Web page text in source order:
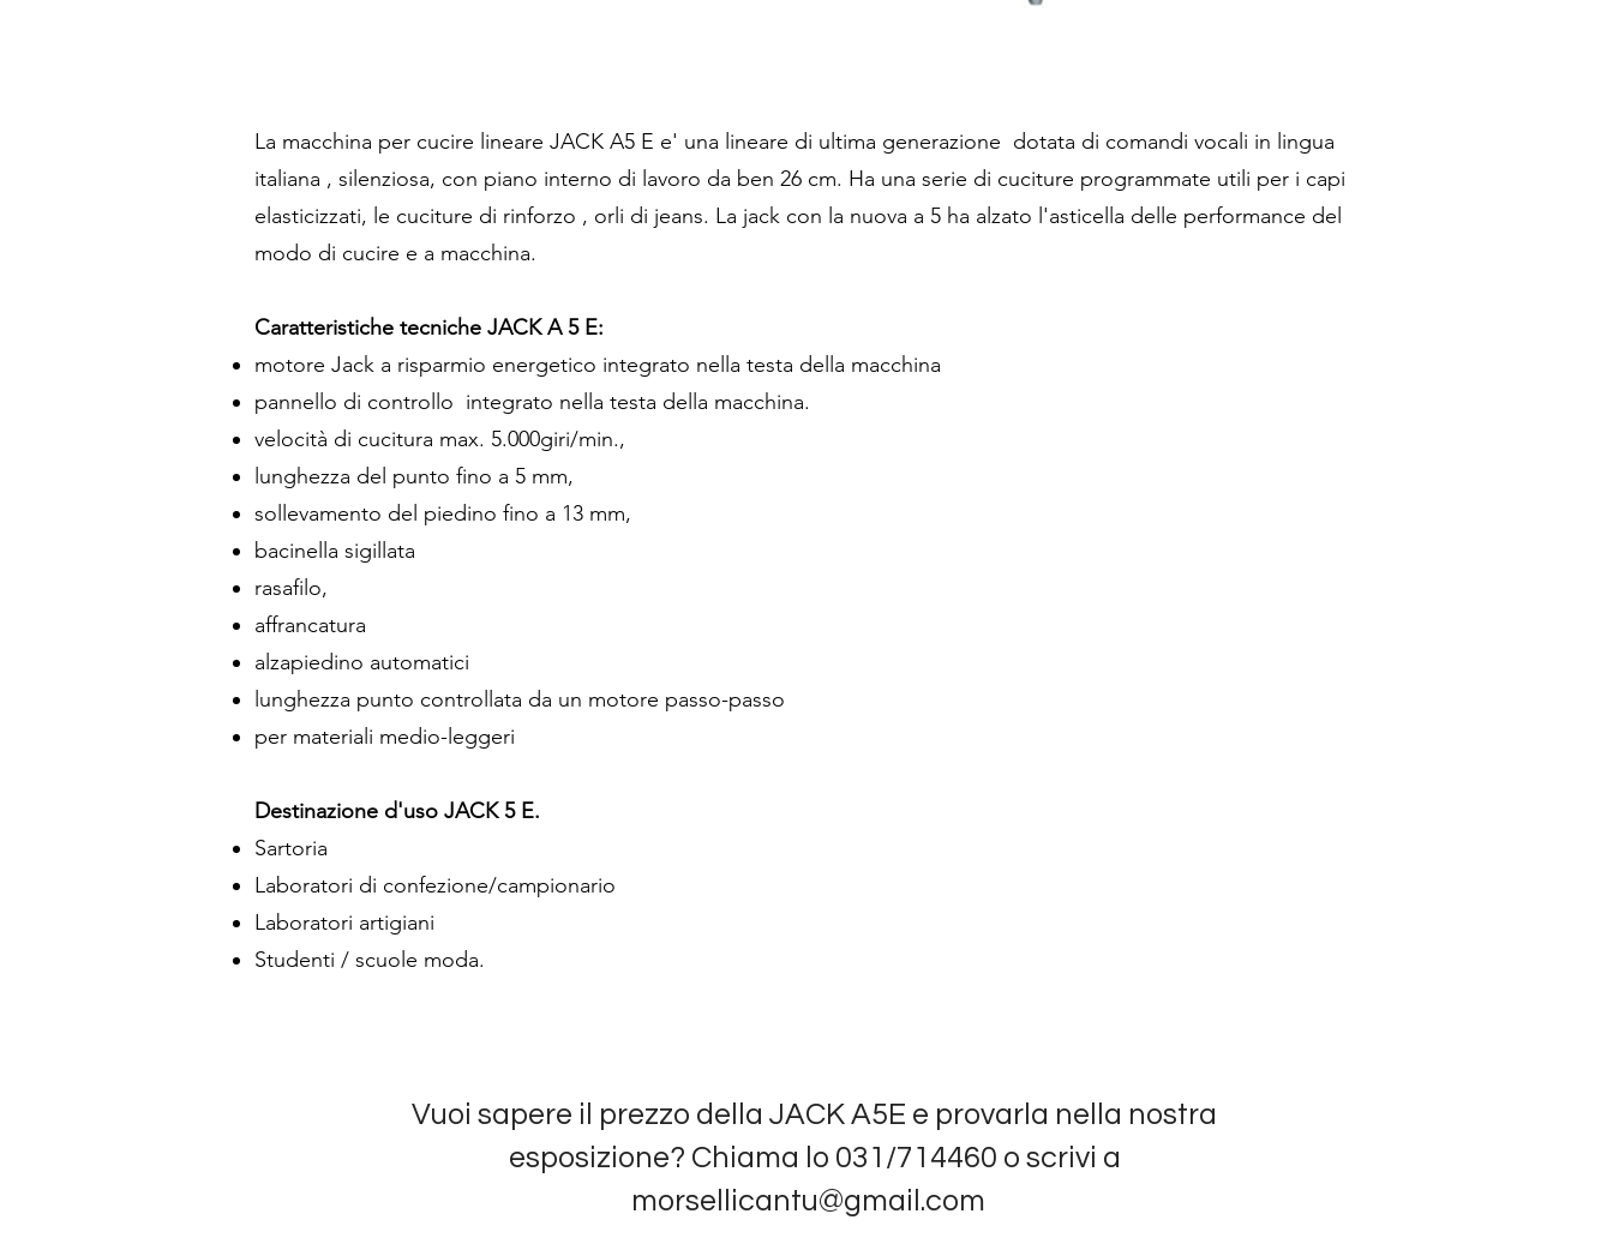
La macchina per cucire lineare JACK A5 E e' una lineare di ultima generazione dotata di comandi vocali in lingua
italiana , silenziosa, con piano interno di lavoro da ben 26 cm. Ha una serie di cuciture programmate utili per i capi
elasticizzati, le cuciture di rinforzo , orli di jeans. La jack con la nuova a 5 ha alzato l'asticella delle performance del
modo di cucire e a macchina.
Caratteristiche tecniche JACK A 5 E:
motore Jack a risparmio energetico integrato nella testa della macchina
pannello di controllo integrato nella testa della macchina.
velocità di cucitura max. 5.000giri/min.,
lunghezza del punto fino a 5 mm,
sollevamento del piedino fino a 13 mm,
bacinella sigillata
rasafilo,
affrancatura
alzapiedino automatici
lunghezza punto controllata da un motore passo-passo
per materiali medio-leggeri
Destinazione d'uso JACK 5 E.
Sartoria
Laboratori di confezione/campionario
Laboratori artigiani
Studenti / scuole moda.
Vuoi sapere il prezzo della JACK A5E e provarla nella nostra
esposizione? Chiama lo 031/714460 o scrivi a
morsellicantu@gmail.com